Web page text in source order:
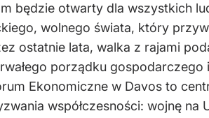
będzie otwarty dla wszystkich
wolnego świata, który
ostatnie lata, walka z rajami
porządku gospodarczego
Ekonomiczne w Davos to
współczesności: wojnę